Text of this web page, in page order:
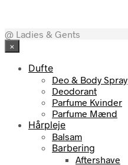
@ Ladies & Gents
×
Dufte
Deo & Body Spray
Deodorant
Parfume Kvinder
Parfume Mænd
Hårpleje
Balsam
Barbering
Aftershave